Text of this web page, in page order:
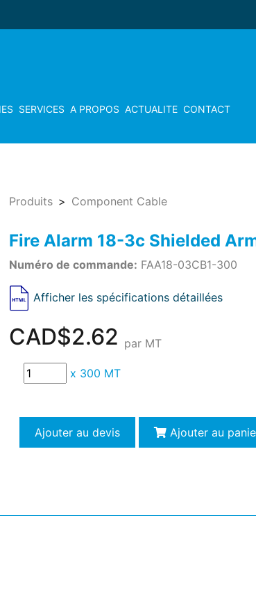
SERVICES A PROPOS ACTUALITE CONTACT
Produits Component Cable
Fire Alarm 18-3c Shielded
Numéro de commande: FAA18-03CB1-300
Afficher les spécifications détaillées
CAD$2.62 par MT
x 300 MT
Ajouter au devis Ajouter au